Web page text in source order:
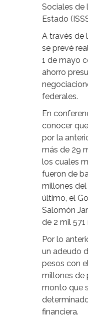
Sociales de
Estado
A través de
se prevé
1 de mayo
ahorro
federales.
En
conocer
por la
más de 29
los cuales
fueron de
millones del
último, el
Salomón
de 2 mil
Por lo
un adeudo
pesos con
millones de
monto que
financiera.